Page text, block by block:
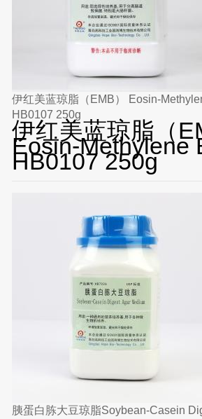
伊红美蓝琼脂（EMB） Eosin-
HB0107 250g
伊红美蓝琼脂（
Eosin-Methylene
HB0107 250g
胰蛋白胨大豆琼脂Soybean-Casein